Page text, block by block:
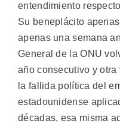
entendimiento
Su beneplácito
apenas una semana
General de la ONU
año consecutivo y
la fallida política del
estadounidense
décadas, esa misma